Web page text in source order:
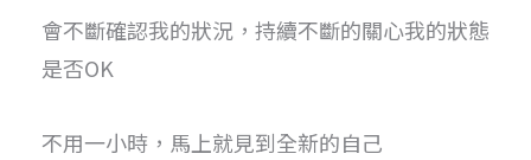
會不斷確認我的狀況，持續不斷的關心我的狀態
是否OK
不用一小時，馬上就見到全新的自己